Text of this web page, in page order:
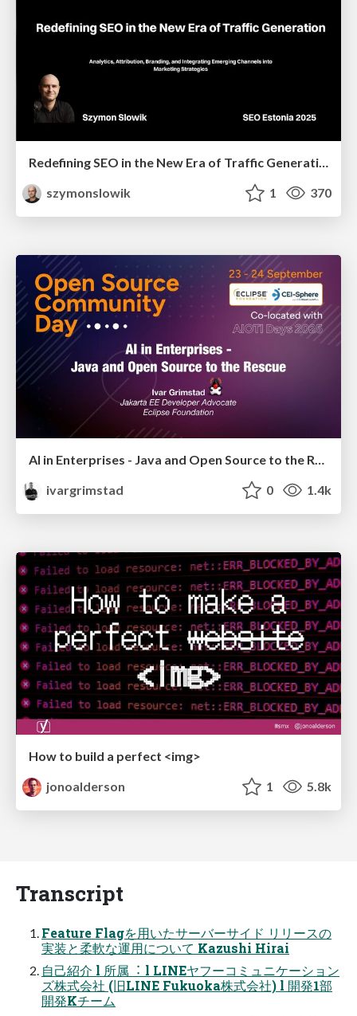
Redefining SEO in the New Era of Traffic Generation
szymonslowik
1 370
AI in Enterprises - Java and Open Source to the Rescue
ivargrimstad
0 1.4k
How to build a perfect <img>
jonoalderson
1 5.8k
Transcript
Feature Flagを⽤いたサーバーサイド リリースの
実装と柔軟な運⽤について Kazushi Hirai
⾃⼰紹介 l 所属︓ l LINEヤフーコミュニケーション
ズ株式会社 (旧LINE Fukuoka株式会社) l 開発1部
開発Kチーム